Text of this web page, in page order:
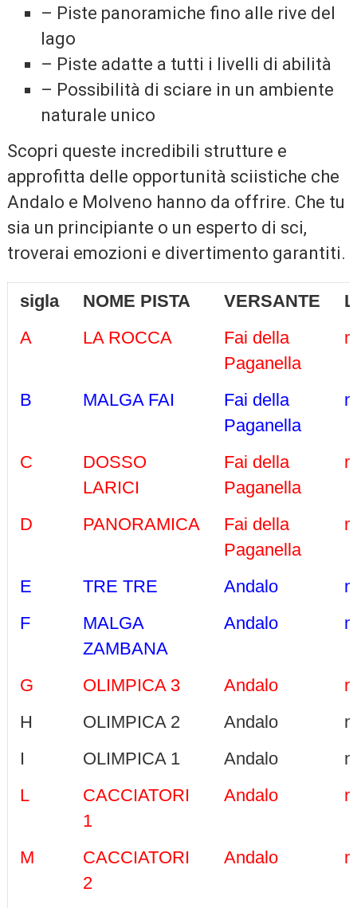
– Piste panoramiche fino alle rive del
lago
– Piste adatte a tutti i livelli di abilità
– Possibilità di sciare in un ambiente
naturale unico
Scopri queste incredibili strutture e
approfitta delle opportunità sciistiche che
Andalo e Molveno hanno da offrire. Che tu
sia un principiante o un esperto di sci,
troverai emozioni e divertimento garantiti.
sigla NOME PISTA VERSANTE
A
LA ROCCA
Fai della
Paganella
B MALGA FAI
Fai della
Paganella
C
DOSSO
LARICI
Fai della
Paganella
D PANORAMICA
Fai della
Paganella
E TRE TRE Andalo
F
MALGA
ZAMBANA
Andalo
G OLIMPICA 3 Andalo
H
OLIMPICA 2 Andalo
I
OLIMPICA 1 Andalo
L
CACCIATORI
1
Andalo
M
CACCIATORI
2
Andalo